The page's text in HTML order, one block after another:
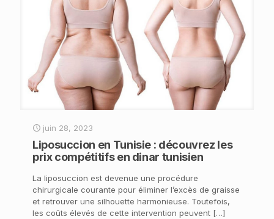
juin 28, 2023
Liposuccion en Tunisie : découvrez les
prix compétitifs en dinar tunisien
La liposuccion est devenue une procédure
chirurgicale courante pour éliminer l’excès de graisse
et retrouver une silhouette harmonieuse. Toutefois,
les coûts élevés de cette intervention peuvent […]